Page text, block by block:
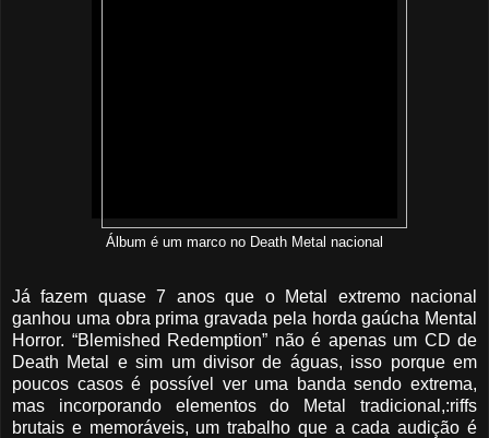
Álbum é um marco no Death Metal nacional
Já fazem quase 7 anos que o Metal extremo nacional
ganhou uma obra prima gravada pela horda gaúcha Mental
Horror. “Blemished Redemption” não é apenas um CD de
Death Metal e sim um divisor de águas, isso porque em
poucos casos é possível ver uma banda sendo extrema,
mas incorporando elementos do Metal tradicional,:riffs
brutais e memoráveis, um trabalho que a cada audição é